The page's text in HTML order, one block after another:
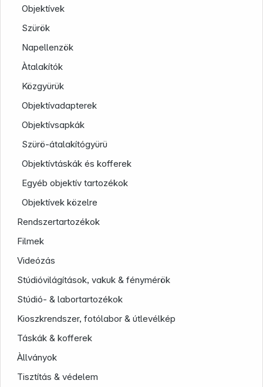
Objektívek
Szürök
Napellenzök
Àtalakítók
Közgyürük
Objektívadapterek
Objektívsapkák
Szürö-átalakítógyürü
Objektívtáskák és kofferek
Egyéb objektív tartozékok
Objektívek közelre
Rendszertartozékok
Filmek
Videózás
Stúdióvilágítások, vakuk & fénymérök
Stúdió- & labortartozékok
Kioszkrendszer, fotólabor & útlevélkép
Táskák & kofferek
Àllványok
Tisztítás & védelem
Company